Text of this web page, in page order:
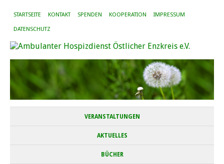
STARTSEITE KONTAKT SPENDEN KOOPERATION IMPRESSUM
DATENSCHUTZ
VERANSTALTUNGEN
AKTUELLES
BÜCHER